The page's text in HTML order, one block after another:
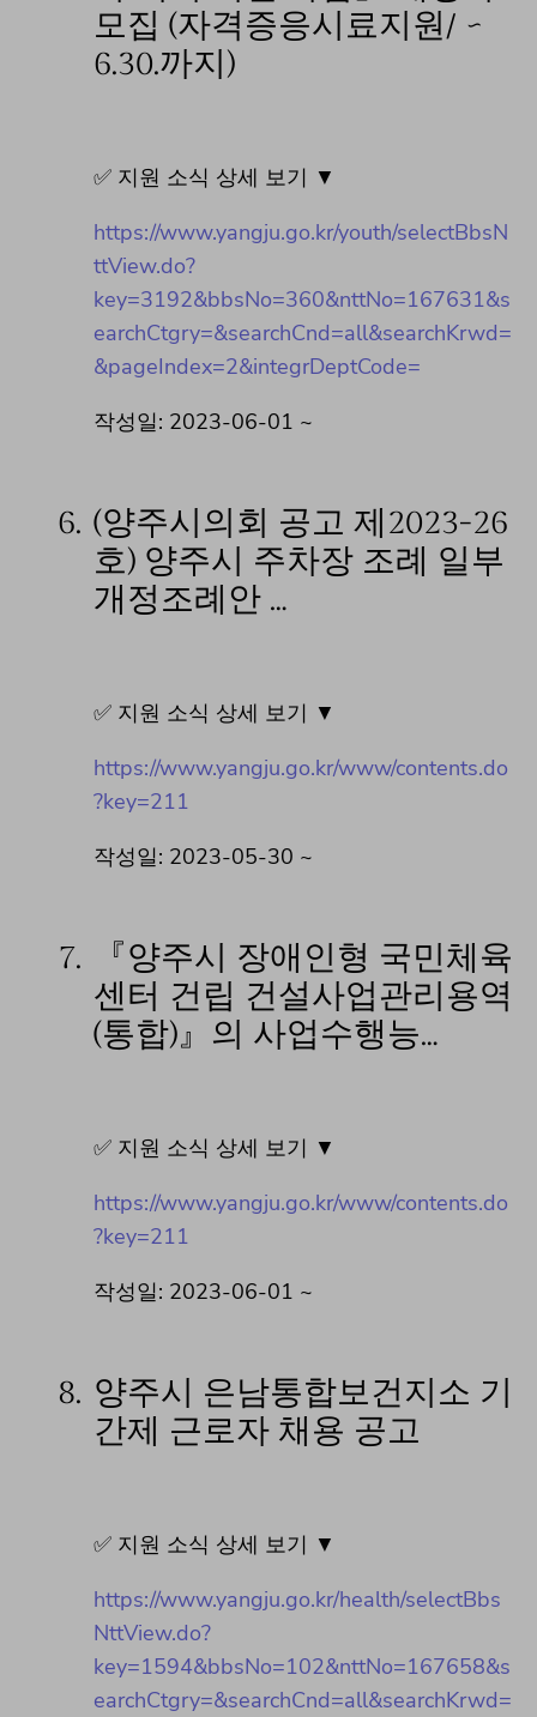
모집 (자격증응시료지원/ ~
6.30.까지)
✅ 지원 소식 상세 보기 ▼
https://www.yangju.go.kr/youth/selectBbsN
ttView.do?
key=3192&bbsNo=360&nttNo=167631&s
earchCtgry=&searchCnd=all&searchKrwd=
&pageIndex=2&integrDeptCode=
작성일: 2023-06-01 ~
6. (양주시의회 공고 제2023-26
호) 양주시 주차장 조례 일부
개정조례안 …
✅ 지원 소식 상세 보기 ▼
https://www.yangju.go.kr/www/contents.do
?key=211
작성일: 2023-05-30 ~
7.
『양주시 장애인형 국민체육
센터 건립 건설사업관리용역
(통합)』의 사업수행능…
✅ 지원 소식 상세 보기 ▼
https://www.yangju.go.kr/www/contents.do
?key=211
작성일: 2023-06-01 ~
8. 양주시 은남통합보건지소 기
간제 근로자 채용 공고
✅ 지원 소식 상세 보기 ▼
https://www.yangju.go.kr/health/selectBbs
NttView.do?
key=1594&bbsNo=102&nttNo=167658&s
earchCtgry=&searchCnd=all&searchKrwd=